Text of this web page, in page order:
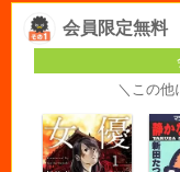
会員限定無料
＼この他